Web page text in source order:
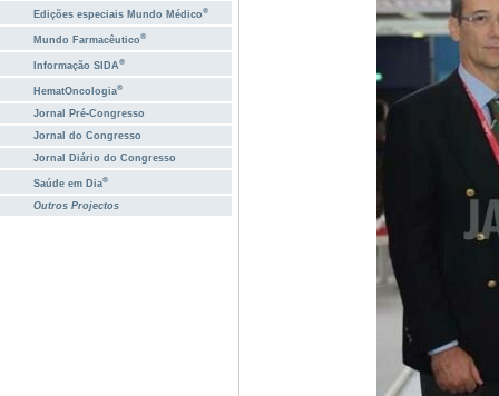
Edições especiais Mundo Médico®
Mundo Farmacêutico®
Informação SIDA®
HematOncologia®
Jornal Pré-Congresso
Jornal do Congresso
Jornal Diário do Congresso
Saúde em Dia®
Outros Projectos